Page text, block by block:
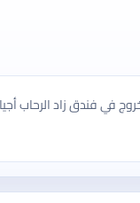
في فندق زاد الرحاب